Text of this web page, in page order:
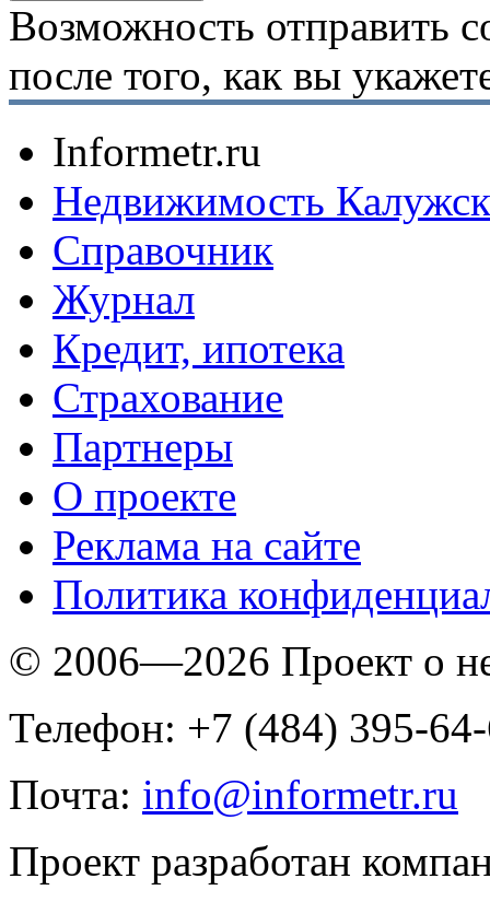
Возможность отправить
после того, как вы
Informetr.ru
Недвижимость
Справочник
Журнал
Кредит, ипотека
Страхование
Партнеры
O проекте
Реклама на сайте
Политика
© 2006—2026 Проект о
Телефон: +7 (484) 395-
Почта: info@informetr.ru
Проект разработан